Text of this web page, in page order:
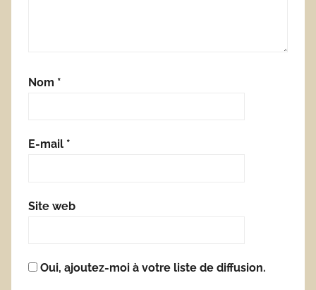
Nom *
E-mail *
Site web
Oui, ajoutez-moi à votre liste de diffusion.